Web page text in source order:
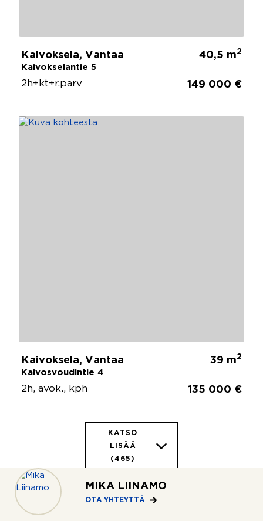
MIKA LIINAMO
OTA YHTEYTTÄ
Kaivoksela, Vantaa
Kaivokselantie 5
40,5 m2
2h+kt+r.parv 149 000 €
Kaivoksela, Vantaa
Kaivosvoudintie 4
39 m2
2h, avok., kph 135 000 €
KATSO
LISÄÄ
(465)